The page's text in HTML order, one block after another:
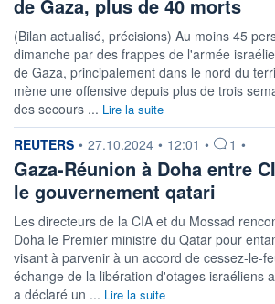
de Gaza, plus de 40 morts
(Bilan actualisé, précisions) Au moins 45
dimanche par des frappes de l'armée
de Gaza, principalement dans le nord du
mène une offensive depuis plus de trois
des secours ... Lire la suite
information fournie par
REUTERS • 27.10.2024 • 12:01 • 1 •
Gaza-Réunion à Doha entre
le gouvernement qatari
Les directeurs de la CIA et du Mossad
Doha le Premier ministre du Qatar pour
visant à parvenir à un accord de cessez-le-
échange de la libération d'otages israéliens
a déclaré un ... Lire la suite